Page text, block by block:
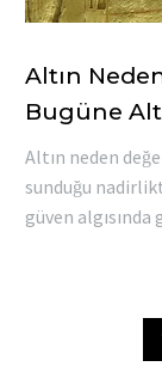
Altın
Bugüne
Altın neden
sunduğu
güven algısında